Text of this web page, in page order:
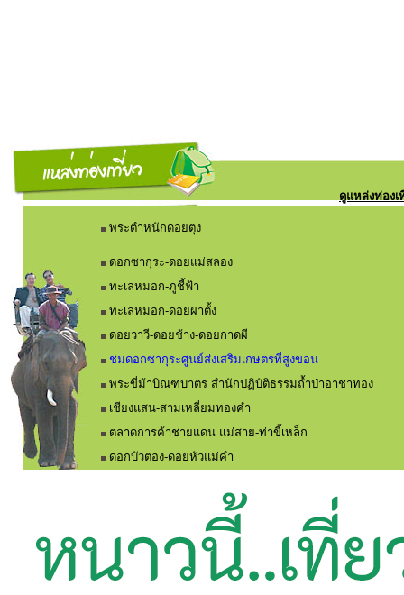
ดูแหล่งท่องเ
พระตำหนักดอยตุง
ดอกซากุระ-ดอยแม่สลอง
ทะเลหมอก-ภูชี้ฟ้า
ทะเลหมอก-ดอยผาตั้ง
ดอยวาวี-ดอยช้าง-ดอยกาดผี
ชมดอกซากุระศูนย์ส่งเสริมเกษตรที่สูงขอน
พระขี่ม้าบิณฑบาตร สำนักปฏิบัติธรรมถ้ำป่าอาชาทอง
เชียงแสน-สามเหลี่ยมทองคำ
ตลาดการค้าชายแดน แม่สาย-ท่าขี้เหล็ก
ดอกบัวตอง-ดอยหัวแม่คำ